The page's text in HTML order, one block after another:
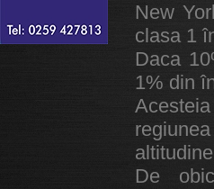
New
clasa 1
Daca
1% din
De